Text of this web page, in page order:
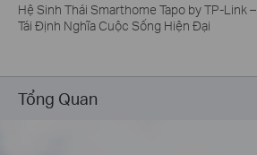
Hệ Sinh Thái Smarthome Tapo by TP-Link –
Tái Định Nghĩa Cuộc Sống Hiện Đại
Tổng Quan